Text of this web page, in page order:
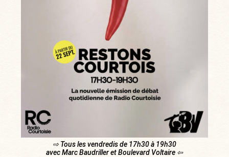
⇨ Tous les vendredis de 17h30 à 19h30
avec Marc Baudriller et Boulevard Voltaire ⇦